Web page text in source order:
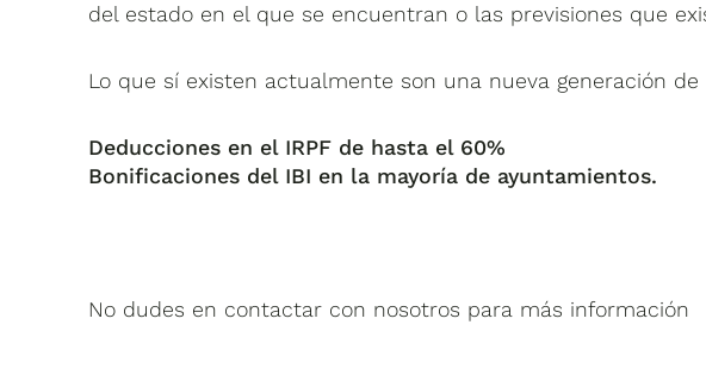
del estado en el que se encuentran o las previsiones que
Lo que sí existen actualmente son una nueva generación
Deducciones en el IRPF de hasta el 60%
Bonificaciones del IBI en la mayoría de ayuntamientos.
No dudes en contactar con nosotros para más información